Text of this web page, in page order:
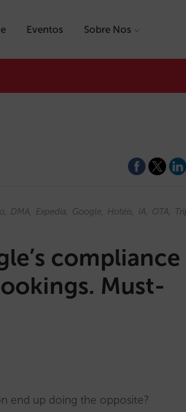
Eventos Sobre Nos
DMA Expedia Google Hotéis IA OTA
compliance
Must-
end up doing the opposite?